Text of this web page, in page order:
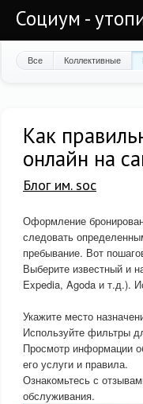
Социум -
Все Коллективные
Как
онлайн на
Блог им. soc
Оформление
следовать
пребывание. Вот
Выберите известный и
Expedia, Agoda и т.д.).
Укажите место
Используйте фильтры
Просмотр информации
его услуги и правила.
Ознакомьтесь с
обслуживания.